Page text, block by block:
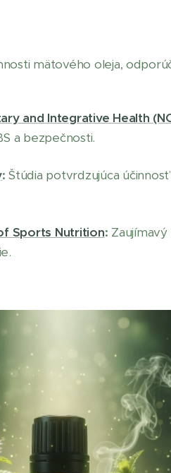
mätového oleja,
and Integrative Health
a bezpečnosti.
: Štúdia potvrdzujúca
Sports Nutrition: